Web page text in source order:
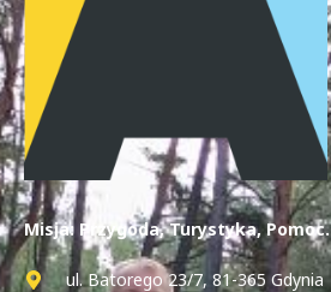
Misja: Przygoda, Turystyka, Pomoc.
ul. Batorego 23/7, 81-365 Gdynia